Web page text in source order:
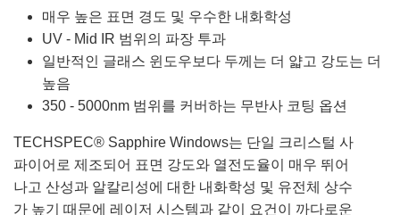
매우 높은 표면 경도 및 우수한 내화학성
UV - Mid IR 범위의 파장 투과
일반적인 글래스 윈도우보다 두께는 더 얇고 강도는 더
높음
350 - 5000nm 범위를 커버하는 무반사 코팅 옵션
TECHSPEC® Sapphire Windows는 단일 크리스털 사
파이어로 제조되어 표면 강도와 열전도율이 매우 뛰어
나고 산성과 알칼리성에 대한 내화학성 및 유전체 상수
가 높기 때문에 레이저 시스템과 같이 요건이 까다로운